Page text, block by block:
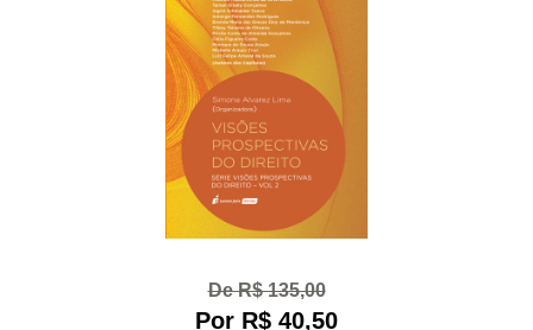
De R$ 135,00
Por R$ 40,50